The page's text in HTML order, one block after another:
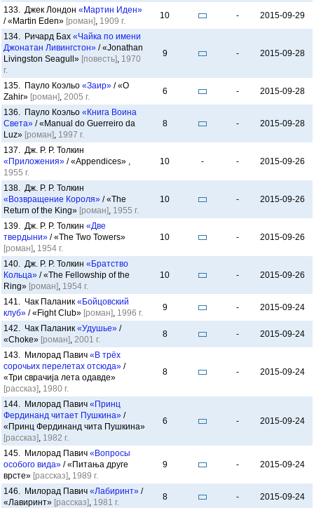
133. Джек Лондон «Мартин Иден»
/ «Martin Eden» [роман], 1909 г.
10 - 2015-09-29
134. Ричард Бах «Чайка по имени
Джонатан Ливингстон» / «Jonathan
Livingston Seagull» [повесть], 1970
г.
9 - 2015-09-28
135. Пауло Коэльо «Заир» / «O
Zahir» [роман], 2005 г.
6 - 2015-09-28
136. Пауло Коэльо «Книга Воина
Света» / «Manual do Guerreiro da
Luz» [роман], 1997 г.
8 - 2015-09-28
137. Дж. Р. Р. Толкин
«Приложения» / «Appendices» ,
1955 г.
10 - - 2015-09-26
138. Дж. Р. Р. Толкин
«Возвращение Короля» / «The
Return of the King» [роман], 1955 г.
10 - 2015-09-26
139. Дж. Р. Р. Толкин «Две
твердыни» / «The Two Towers»
[роман], 1954 г.
10 - 2015-09-26
140. Дж. Р. Р. Толкин «Братство
Кольца» / «The Fellowship of the
Ring» [роман], 1954 г.
10 - 2015-09-26
141. Чак Паланик «Бойцовский
клуб» / «Fight Club» [роман], 1996 г.
9 - 2015-09-24
142. Чак Паланик «Удушье» /
«Choke» [роман], 2001 г.
8 - 2015-09-24
143. Милорад Павич «В трёх
сорочьих перелетах отсюда» /
«Три сврачија лета одавде»
[рассказ], 1980 г.
8 - 2015-09-24
144. Милорад Павич «Принц
Фердинанд читает Пушкина» /
«Принц Фердинанд чита Пушкина»
[рассказ], 1982 г.
6 - 2015-09-24
145. Милорад Павич «Вопросы
особого вида» / «Питања друге
врсте» [рассказ], 1989 г.
9 - 2015-09-24
146. Милорад Павич «Лабиринт» /
«Лавиринт» [рассказ], 1981 г.
8 - 2015-09-24